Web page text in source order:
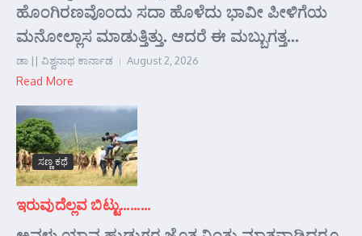
ಹೊಂಗಿರಣವೊಂದು ಸದಾ ಹೊಳೆದು ಭಾವೀ ಪೀಳಿಗೆಯ
ಮನೋಲ್ಲಾಸ ಮಾಡುತ್ತಿತ್ತು. ಆದರೆ ಈ ಮಬ್ಬುಗತ್ತ...
ಡಾ || ವಿಶ್ವನಾಥ ಕಾರ್ನಾಡ August 2, 2026
Read More
ಸಣ್ಣ ಕಥೆ
ಇರುವುದೆಲ್ಲವ ಬಿಟ್ಟು………